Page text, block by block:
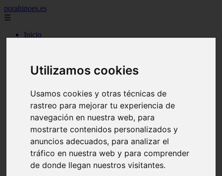
Utilizamos cookies
Usamos cookies y otras técnicas de
rastreo para mejorar tu experiencia de
navegación en nuestra web, para
mostrarte contenidos personalizados y
anuncios adecuados, para analizar el
tráfico en nuestra web y para comprender
de donde llegan nuestros visitantes.
porahinoes.es
☰
Inicio
benidorm
c entre rios
c generalidades del pais
c mendoza
c neuquen
c provincias
c rio negro
c santa fe
c tucuman